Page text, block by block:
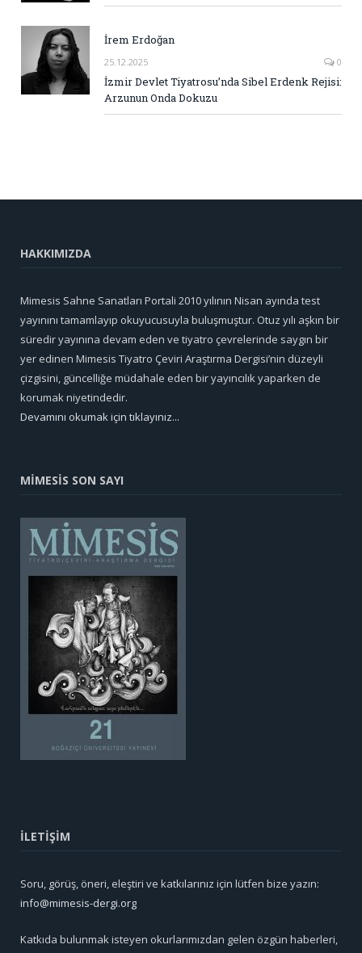
İrem Erdoğan
25.12.2025 0
İzmir Devlet Tiyatrosu’nda Sibel Erdenk Rejisi:
Arzunun Onda Dokuzu
HAKKIMIZDA
Mimesis Sahne Sanatları Portali 2010 yılının Nisan ayında test
yayınını tamamlayıp okuyucusuyla buluşmuştur. Otuz yılı aşkın bir
süredir yayınına devam eden ve tiyatro çevrelerinde saygın bir
yer edinen Mimesis Tiyatro Çeviri Araştırma Dergisi’nin düzeyli
çizgisini, güncelliğe müdahale eden bir yayıncılık yaparken de
korumak niyetindedir.
Devamını okumak için tıklayınız...
MİMESİS SON SAYI
İLETİŞİM
Soru, görüş, öneri, eleştiri ve katkılarınız için lütfen bize yazın:
info@mimesis-dergi.org
Katkıda bulunmak isteyen okurlarımızdan gelen özgün haberleri,